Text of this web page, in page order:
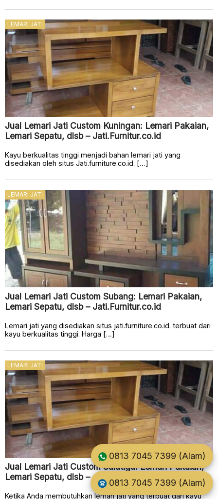
LEMARI JATI
Jual Lemari Jati Custom Kuningan: Lemari Pakaian,
Lemari Sepatu, dlsb – Jati.Furnitur.co.id
Kayu berkualitas tinggi menjadi bahan lemari jati yang
disediakan oleh situs Jati.furniture.co.id. […]
LEMARI JATI
Jual Lemari Jati Custom Subang: Lemari Pakaian,
Lemari Sepatu, dlsb – Jati.Furnitur.co.id
Lemari jati yang disediakan situs jati.furniture.co.id. terbuat dari
kayu berkualitas tinggi. Harga […]
LEMARI JATI
Jual Lemari Jati Custom Salatiga: Lemari Pakaian,
Lemari Sepatu, dlsb – Jati.Furnitur.co.id
Ketika Anda membutuhkan lemari jati yang terbuat dari kayu
0813 7045 7399 (Alam)
0813 7045 7399 (Alam)